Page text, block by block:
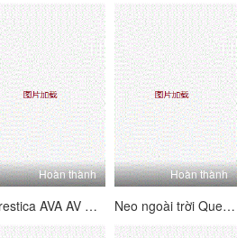
Hoàn thành
Forestica AVA AV MD MD0101 National Wind Cheongsam Cheongsam Cám dỗ LUSTS đan xen hàng ngàn mùa hè
Hoàn thành
Neo ngoài trời Queen Magnolia, Chị gái Lá Grand Collection Wechat Welfare Live Socket